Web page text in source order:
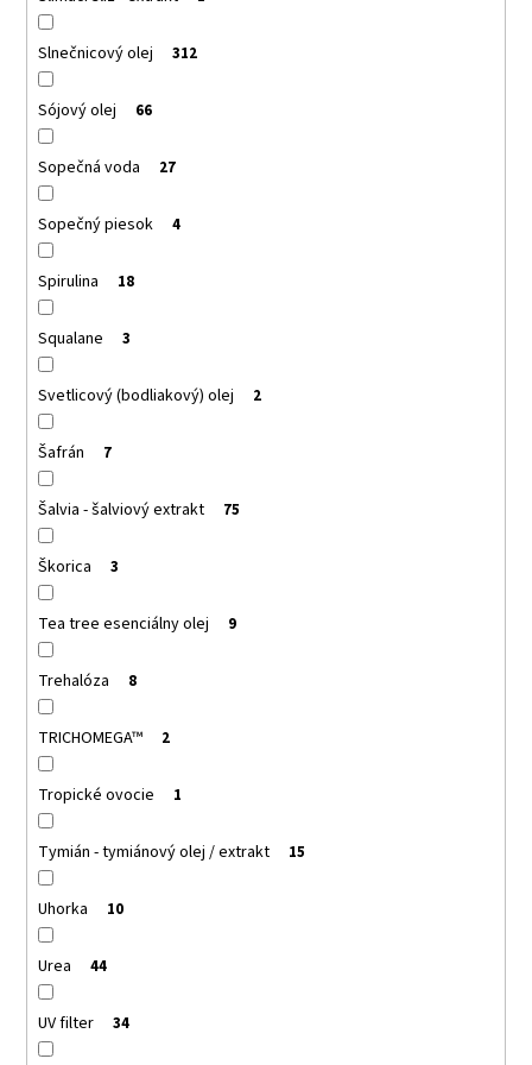
Slnečnicový olej 312
Sójový olej 66
Sopečná voda 27
Sopečný piesok 4
Spirulina 18
Squalane 3
Svetlicový (bodliakový) olej 2
Šafrán 7
Šalvia - šalviový extrakt 75
Škorica 3
Tea tree esenciálny olej 9
Trehalóza 8
TRICHOMEGA™ 2
Tropické ovocie 1
Tymián - tymiánový olej / extrakt 15
Uhorka 10
Urea 44
UV filter 34